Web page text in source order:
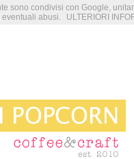
sono condivisi con Google,
abusi.
ULTERIORI